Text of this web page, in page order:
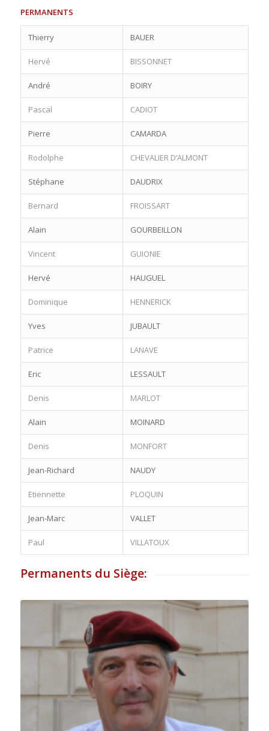
PERMANENTS
Thierry BAUER
Hervé BISSONNET
André BOIRY
Pascal CADIOT
Pierre CAMARDA
Rodolphe CHEVALIER D’ALMONT
Stéphane DAUDRIX
Bernard FROISSART
Alain GOURBEILLON
Vincent GUIONIE
Hervé HAUGUEL
Dominique HENNERICK
Yves JUBAULT
Patrice LANAVE
Eric LESSAULT
Denis MARLOT
Alain MOINARD
Denis MONFORT
Jean-Richard NAUDY
Etiennette PLOQUIN
Jean-Marc VALLET
Paul VILLATOUX
Permanents du Siège: